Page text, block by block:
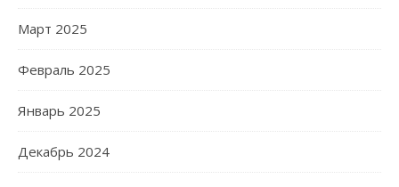
Март 2025
Февраль 2025
Январь 2025
Декабрь 2024